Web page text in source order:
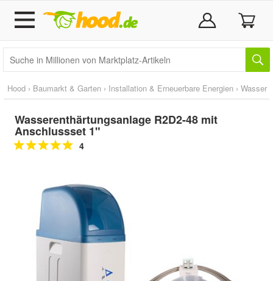
Hood › Baumarkt & Garten › Installation & Erneuerbare Energien › Wasser
Wasserenthärtungsanlage R2D2-48 mit
Anschlussset 1"
4